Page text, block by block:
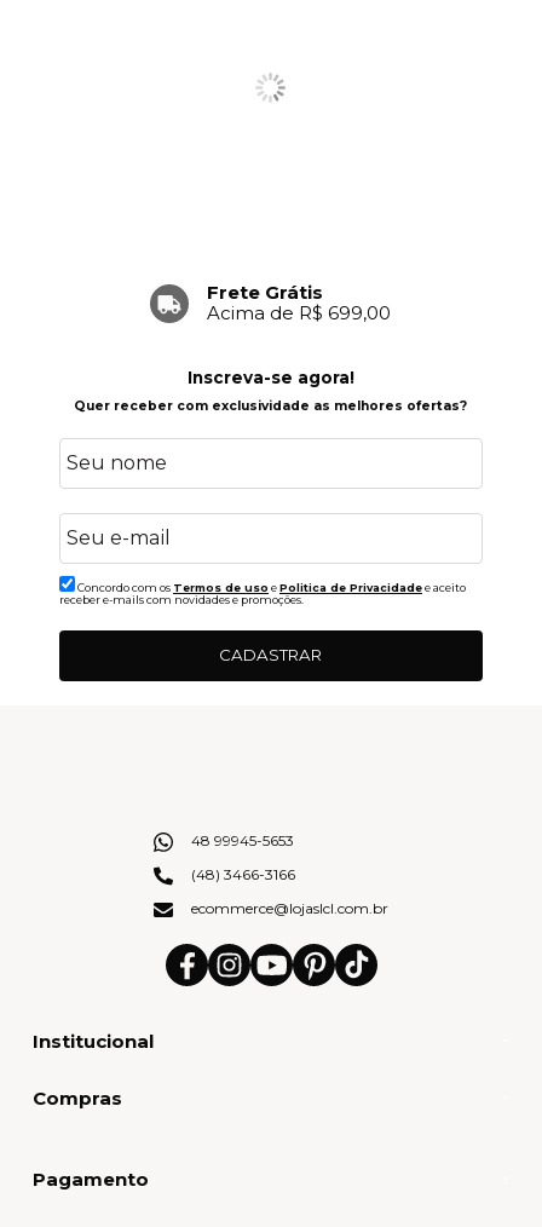
Frete Grátis
Acima de R$ 699,00
Inscreva-se agora!
Quer receber com exclusividade as melhores ofertas?
Concordo com os Termos de uso ePolitica de Privacidadee aceito
receber e-mails com novidades e promoções.
CADASTRAR
Institucional
Compras
48 99945-5653
(48) 3466-3166
ecommerce@lojaslcl.com.br
Pagamento